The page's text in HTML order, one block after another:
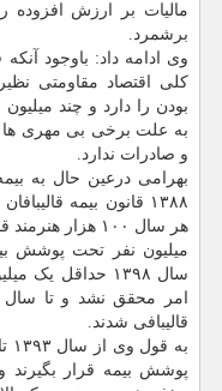
مالیات بر ارزش
برشمرد.
وی ادامه داد: باوجود
کلی اقتصاد مقاومتی
بودن را دارد و چند
به علت برخی بی مهری ها
و صادرات ندارد.
بهرامی درعین حال به
۱۳۸۸ قانون بیمه
میلیون نفر تحت پوشش
سال ۱۳۹۸ حداقل
قالیبافی شدند.
پوشش بیمه قرار